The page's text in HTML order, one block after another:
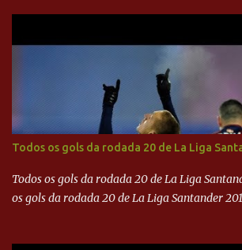
Todos os gols da rodada 20 de La Liga
Todos os gols da rodada 20 de La Liga
os gols da rodada 20 de La Liga Santander